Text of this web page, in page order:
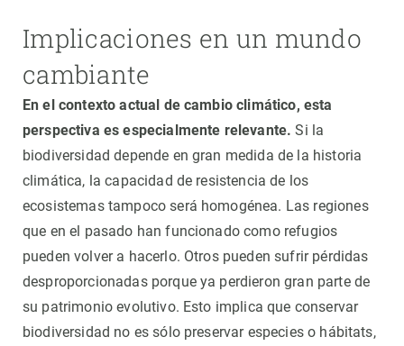
Implicaciones en un mundo
cambiante
En el contexto actual de cambio climático, esta
perspectiva es especialmente relevante. Si la
biodiversidad depende en gran medida de la historia
climática, la capacidad de resistencia de los
ecosistemas tampoco será homogénea. Las regiones
que en el pasado han funcionado como refugios
pueden volver a hacerlo. Otros pueden sufrir pérdidas
desproporcionadas porque ya perdieron gran parte de
su patrimonio evolutivo. Esto implica que conservar
biodiversidad no es sólo preservar especies o hábitats,